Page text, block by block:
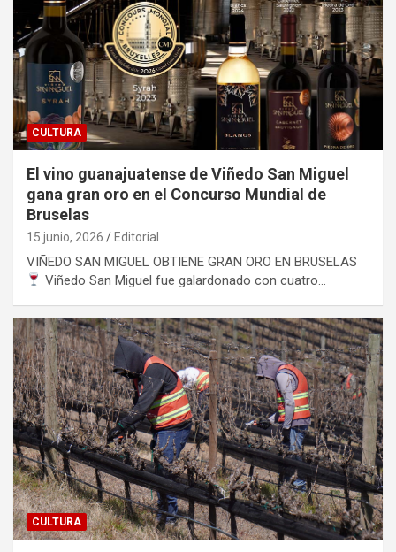
CULTURA
El vino guanajuatense de Viñedo San Miguel
gana gran oro en el Concurso Mundial de
Bruselas
15 junio, 2026 Editorial
VIÑEDO SAN MIGUEL OBTIENE GRAN ORO EN BRUSELAS
Viñedo San Miguel fue galardonado con cuatro…
CULTURA